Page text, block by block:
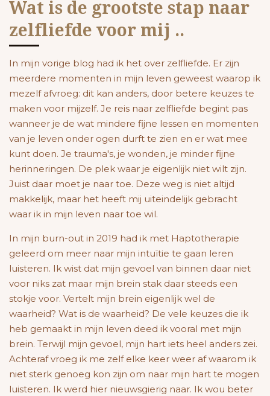
Wat is de grootste stap naar
zelfliefde voor mij ..
In mijn vorige blog had ik het over zelfliefde. Er zijn
meerdere momenten in mijn leven geweest waarop ik
mezelf afvroeg: dit kan anders, door betere keuzes te
maken voor mijzelf. Je reis naar zelfliefde begint pas
wanneer je de wat mindere fijne lessen en momenten
van je leven onder ogen durft te zien en er wat mee
kunt doen. Je trauma's, je wonden, je minder fijne
herinneringen. De plek waar je eigenlijk niet wilt zijn.
Juist daar moet je naar toe. Deze weg is niet altijd
makkelijk, maar het heeft mij uiteindelijk gebracht
waar ik in mijn leven naar toe wil.
In mijn burn-out in 2019 had ik met Haptotherapie
geleerd om meer naar mijn intuïtie te gaan leren
luisteren. Ik wist dat mijn gevoel van binnen daar niet
voor niks zat maar mijn brein stak daar steeds een
stokje voor. Vertelt mijn brein eigenlijk wel de
waarheid? Wat is de waarheid? De vele keuzes die ik
heb gemaakt in mijn leven deed ik vooral met mijn
brein. Terwijl mijn gevoel, mijn hart iets heel anders zei.
Achteraf vroeg ik me zelf elke keer weer af waarom ik
niet sterk genoeg kon zijn om naar mijn hart te mogen
luisteren. Ik werd hier nieuwsgierig naar. Ik wou beter